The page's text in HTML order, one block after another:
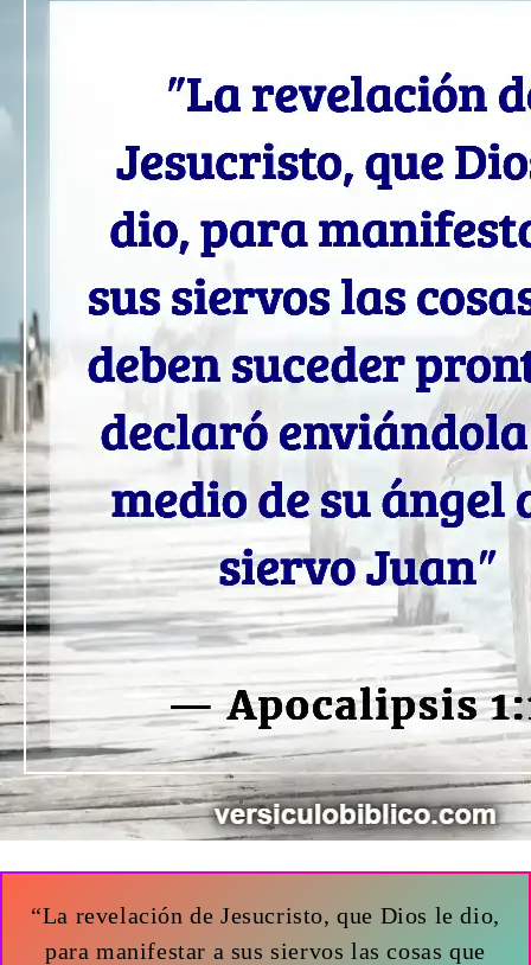
“La revelación de Jesucristo, que Dios le dio,
para manifestar a sus siervos las cosas que